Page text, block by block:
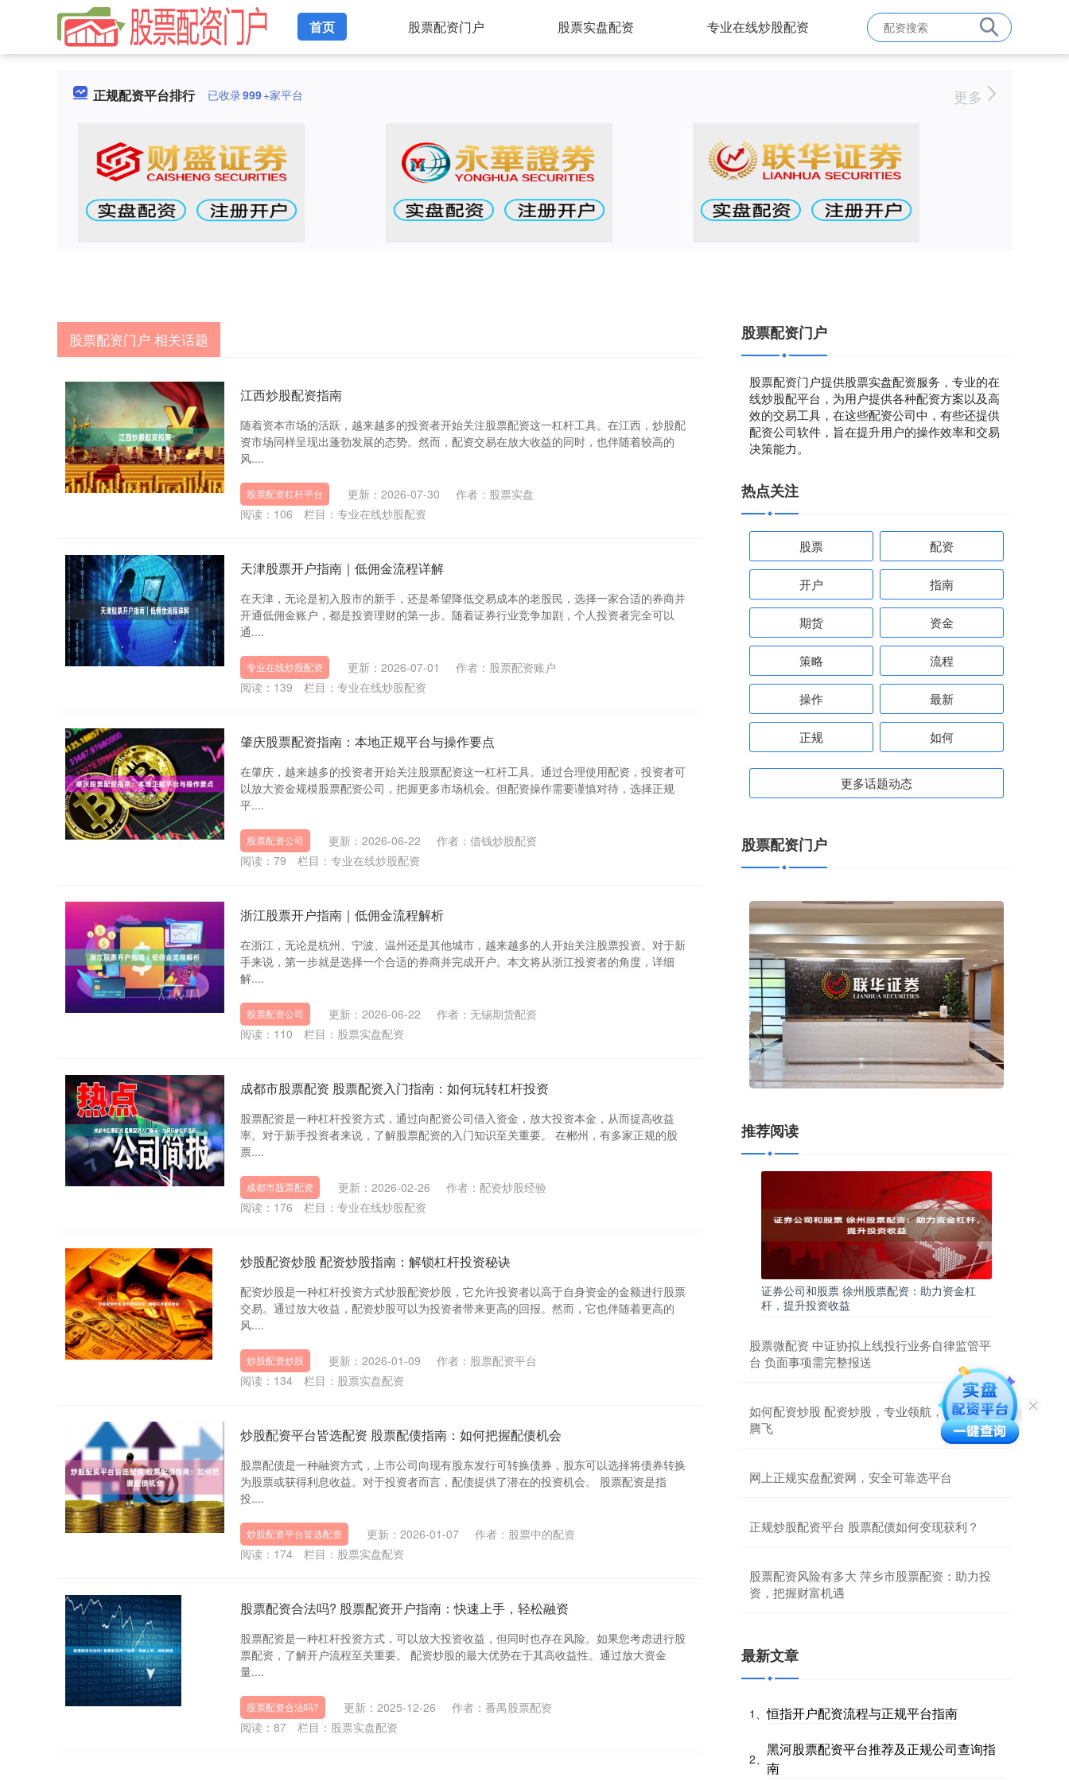
首页 股票配资门户 股票实盘配资 专业在线炒股配资
正规配资平台排行 已收录999+家平台 更多
股票配资门户 相关话题
江西炒股配资指南
随着资本市场的活跃，越来越多的投资者开始关注股票配资这一杠杆工具。在江西，炒股配
资市场同样呈现出蓬勃发展的态势。然而，配资交易在放大收益的同时，也伴随着较高的
风....
股票配资杠杆平台 更新：2026-07-30
作者：股票实盘
阅读： 106 栏目： 专业在线炒股配资
天津股票开户指南｜低佣金流程详解
在天津，无论是初入股市的新手，还是希望降低交易成本的老股民，选择一家合适的券商并
开通低佣金账户，都是投资理财的第一步。随着证券行业竞争加剧，个人投资者完全可以
通....
专业在线炒股配资 更新：2026-07-01
作者：股票配资账户
阅读： 139 栏目： 专业在线炒股配资
肇庆股票配资指南：本地正规平台与操作要点
在肇庆，越来越多的投资者开始关注股票配资这一杠杆工具。通过合理使用配资，投资者可
以放大资金规模股票配资公司，把握更多市场机会。但配资操作需要谨慎对待，选择正规
平....
股票配资公司 更新：2026-06-22
作者：借钱炒股配资
阅读： 79 栏目： 专业在线炒股配资
浙江股票开户指南｜低佣金流程解析
在浙江，无论是杭州、宁波、温州还是其他城市，越来越多的人开始关注股票投资。对于新
手来说，第一步就是选择一个合适的券商并完成开户。本文将从浙江投资者的角度，详细
解....
股票配资公司 更新：2026-06-22
作者：无锡期货配资
阅读： 110 栏目： 股票实盘配资
成都市股票配资 股票配资入门指南：如何玩转杠杆投资
股票配资是一种杠杆投资方式，通过向配资公司借入资金，放大投资本金，从而提高收益
率。对于新手投资者来说，了解股票配资的入门知识至关重要。 在郴州，有多家正规的股
票....
成都市股票配资 更新：2026-02-26
作者：配资炒股经验
阅读： 176 栏目： 专业在线炒股配资
炒股配资炒股 配资炒股指南：解锁杠杆投资秘诀
配资炒股是一种杠杆投资方式炒股配资炒股，它允许投资者以高于自身资金的金额进行股票
交易。通过放大收益，配资炒股可以为投资者带来更高的回报。然而，它也伴随着更高的
风....
炒股配资炒股 更新：2026-01-09
作者：股票配资平台
阅读： 134 栏目： 股票实盘配资
炒股配资平台皆选配资 股票配债指南：如何把握配债机会
股票配债是一种融资方式，上市公司向现有股东发行可转换债券，股东可以选择将债券转换
为股票或获得利息收益。对于投资者而言，配债提供了潜在的投资机会。 股票配资是指
投....
炒股配资平台皆选配资 更新：2026-01-07
作者：股票中的配资
阅读： 174 栏目： 股票实盘配资
股票配资合法吗? 股票配资开户指南：快速上手，轻松融资
股票配资是一种杠杆投资方式，可以放大投资收益，但同时也存在风险。如果您考虑进行股
票配资，了解开户流程至关重要。 配资炒股的最大优势在于其高收益性。通过放大资金
量....
股票配资合法吗? 更新：2025-12-26
作者：番禺股票配资
阅读： 87 栏目： 股票实盘配资
股票配资门户
股票配资门户提供股票实盘配资服务，专业的在
线炒股配平台，为用户提供各种配资方案以及高
效的交易工具，在这些配资公司中，有些还提供
配资公司软件，旨在提升用户的操作效率和交易
决策能力。
热点关注
股票 配资
开户 指南
期货 资金
策略 流程
操作 最新
正规 如何
更多话题动态
股票配资门户
推荐阅读
证券公司和股票 徐州股票配资：助力资金杠
杆，提升投资收益
股票微配资 中证协拟上线投行业务自律监管平
台 负面事项需完整报送
如何配资炒股 配资炒股，专业领航，助你财富
腾飞
网上正规实盘配资网，安全可靠选平台
正规炒股配资平台 股票配债如何变现获利？
股票配资风险有多大 萍乡市股票配资：助力投
资，把握财富机遇
最新文章
1、恒指开户配资流程与正规平台指南
2、
黑河股票配资平台推荐及正规公司查询指
南